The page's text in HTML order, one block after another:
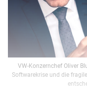
VW-Konzernchef Oliver
Softwarekrise und die